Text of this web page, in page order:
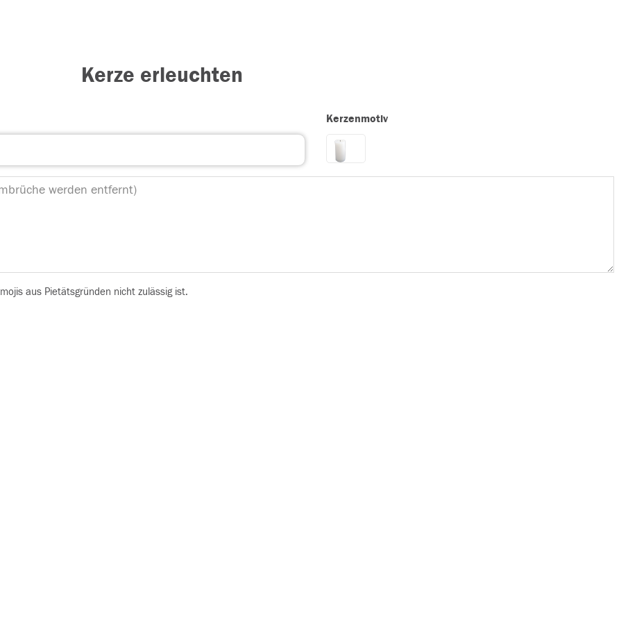
Kerze erleuchten
Kerzenmotiv
aus Pietätsgründen nicht zulässig ist.